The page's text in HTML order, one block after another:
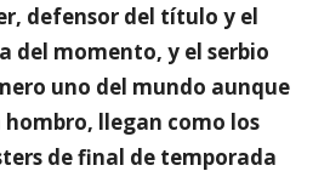
defensor del título y el
del momento, y el serbio
uno del mundo aunque
hombro, llegan como los
de final de temporada